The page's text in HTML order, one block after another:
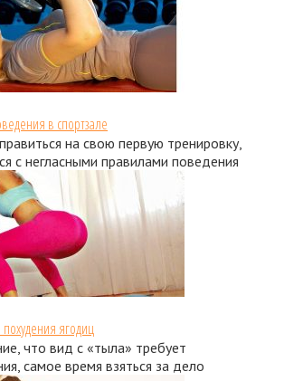
в спортзале
на свою первую тренировку,
с негласными правилами поведения
ягодиц
что вид с «тыла» требует
самое время взяться за дело